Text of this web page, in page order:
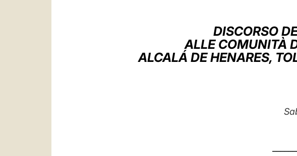
DISCORSO
ALLE COMUNITÀ
ALCALÁ DE HENARES,